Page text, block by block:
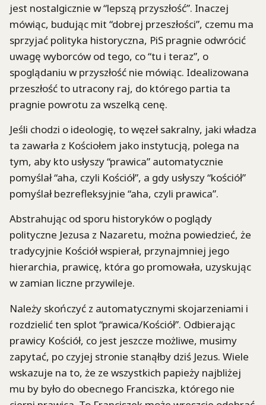
jest nostalgicznie w “lepszą przyszłość”. Inaczej
mówiąc, budując mit “dobrej przeszłości”, czemu ma
sprzyjać polityka historyczna, PiS pragnie odwrócić
uwagę wyborców od tego, co “tu i teraz”, o
spoglądaniu w przyszłość nie mówiąc. Idealizowana
przeszłość to utracony raj, do którego partia ta
pragnie powrotu za wszelką cenę.
Jeśli chodzi o ideologię, to węzeł sakralny, jaki władza
ta zawarła z Kościołem jako instytucją, polega na
tym, aby kto usłyszy “prawica” automatycznie
pomyślał “aha, czyli Kościół”, a gdy usłyszy “kościół”
pomyślał bezrefleksyjnie “aha, czyli prawica”.
Abstrahując od sporu historyków o poglądy
polityczne Jezusa z Nazaretu, można powiedzieć, że
tradycyjnie Kościół wspierał, przynajmniej jego
hierarchia, prawicę, która go promowała, uzyskując
w zamian liczne przywileje.
Należy skończyć z automatycznymi skojarzeniami i
rozdzielić ten splot “prawica/Kościół”. Odbierając
prawicy Kościół, co jest jeszcze możliwe, musimy
zapytać, po czyjej stronie stanąłby dziś Jezus. Wiele
wskazuje na to, że ze wszystkich papieży najbliżej
mu by było do obecnego Franciszka, którego nie